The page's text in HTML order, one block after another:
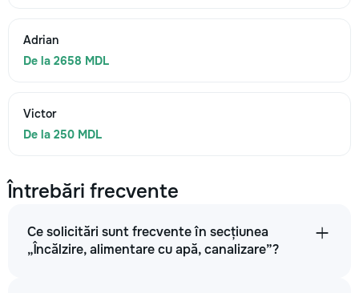
Adrian
De la 2658 MDL
Victor
De la 250 MDL
Întrebări frecvente
Ce solicitări sunt frecvente în secțiunea
„Încălzire, alimentare cu apă, canalizare”?